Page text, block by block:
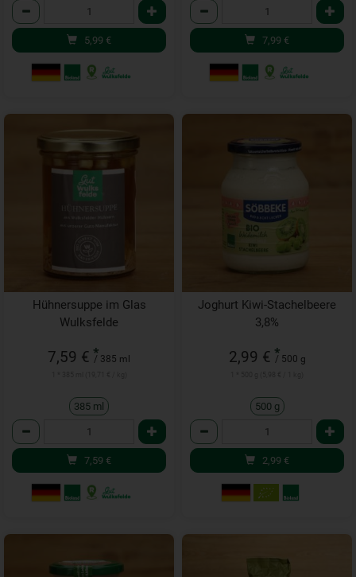
Anzahl
5,99 €
Anzahl
7,99 €
Hühnersuppe im Glas
Wulksfelde
7,59 € *
/ 385 ml
385 ml
Anzahl
7,59 €
Joghurt Kiwi-Stachelbeere
3,8%
2,99 € *
/ 500 g
500 g
Anzahl
2,99 €